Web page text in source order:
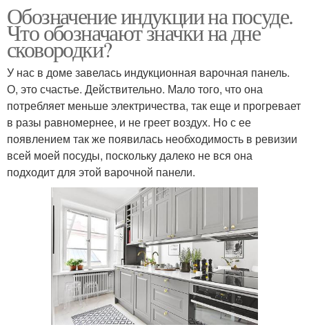
Обозначение индукции на посуде.
Что обозначают значки на дне
сковородки?
У нас в доме завелась индукционная варочная панель.
О, это счастье. Действительно. Мало того, что она
потребляет меньше электричества, так еще и прогревает
в разы равномернее, и не греет воздух. Но с ее
появлением так же появилась необходимость в ревизии
всей моей посуды, поскольку далеко не вся она
подходит для этой варочной панели.